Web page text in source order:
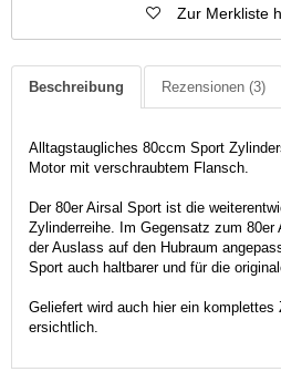
Zur Merkliste
Beschreibung Rezensionen (3)
Alltagstaugliches 80ccm Sport
Motor mit verschraubtem Flansch.
Der 80er Airsal Sport ist die
Zylinderreihe. Im Gegensatz zum 80er
der Auslass auf den Hubraum
Sport auch haltbarer und für die
Geliefert wird auch hier ein komplettes
ersichtlich.